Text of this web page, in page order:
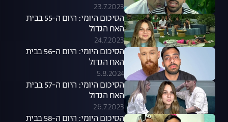
23.7.2023
הסיכום היומי: היום ה-55 בבית
האח הגדול
24.7.2023
הסיכום היומי: היום ה-56 בבית
האח הגדול
5.8.2024
הסיכום היומי: היום ה-57 בבית
האח הגדול
26.7.2023
הסיכום היומי: היום ה-58 בבית